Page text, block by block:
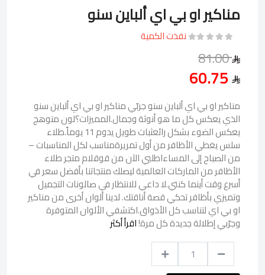
مناكير او بي اي ألباين سنو
نفذت الكمية
81.00
مناكير او بي اي ألباين سنو جربّي مناكير او بي اي ألباين سنو
الذي يعكس كل ما هو أنوثة وجمال.المميزات؟لون متوهج
يعكس الضوء بشكل رائعثبات طويل يدوم 11 يوماً.طلاء
سلس يغطي الأظافر من أول تمريرةمناسب لكل المناسبات –
من الصباح إلى المساءاطلبي الآن من قوقلام متجر طلاء
الأظافر من الماركات العالمية ليصلك منتجاتنا بأفضل سعر في
أسرع وقت أينما كنتي.لا داعي للانتظار في صالونات التجميل
وتميزي بأظافر تحكي قصة أناقتك. لدينا ألوان أخرى من مناكير
او بي اي لتناسب كل الأذواق.اكتشفي الألوان المتوفرة
وجرّبي إطلالة جديدة كل مرة!اقرأ أكثر